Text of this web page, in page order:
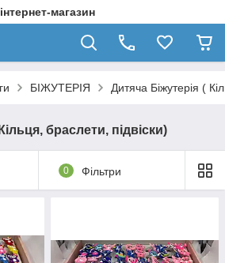
магазин
БІЖУТЕРІЯ Дитяча Біжутерія (
браслети, підвіски)
0 Фільтри